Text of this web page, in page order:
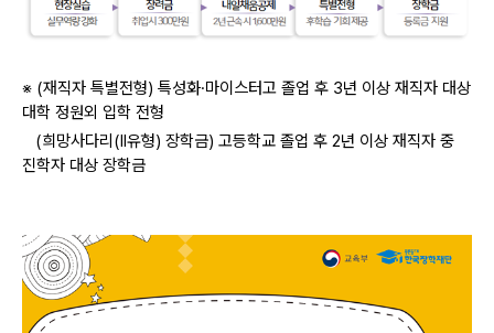
※ (재직자 특별전형) 특성화·마이스터고 졸업 후 3년 이상 재직자 대상
대학 정원외 입학 전형
(희망사다리(II유형) 장학금) 고등학교 졸업 후 2년 이상 재직자 중
진학자 대상 장학금